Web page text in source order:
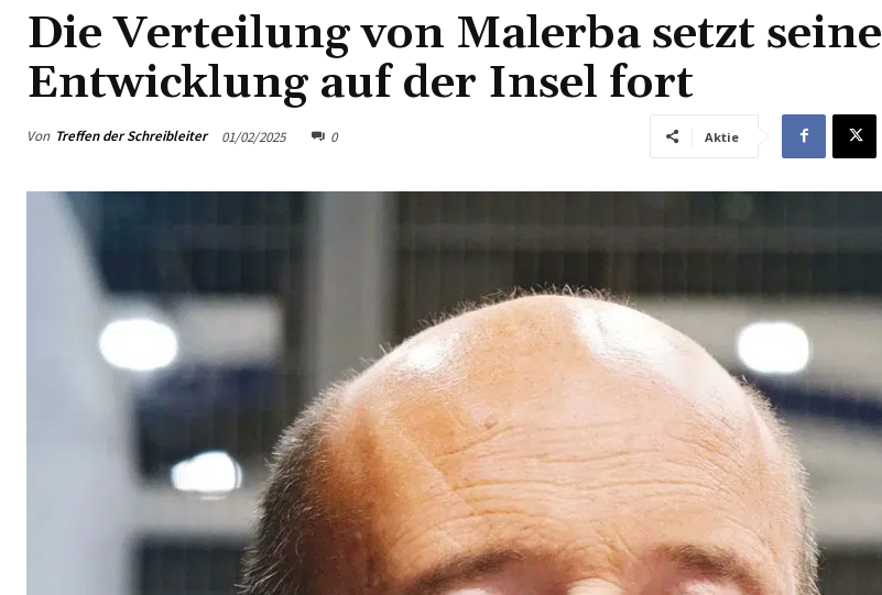
Die Verteilung von Malerba setzt seine
Entwicklung auf der Insel fort
Von Treffen der Schreibleiter 01/02/2025 0 Aktie